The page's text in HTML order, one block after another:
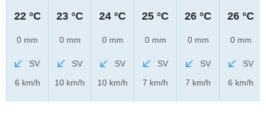
22 °C
0 mm
SV
6 km/h
23 °C
0 mm
SV
10 km/h
24 °C
0 mm
SV
10 km/h
25 °C
0 mm
SV
7 km/h
26 °C
0 mm
SV
7 km/h
26 °C
0 mm
SV
6 km/h